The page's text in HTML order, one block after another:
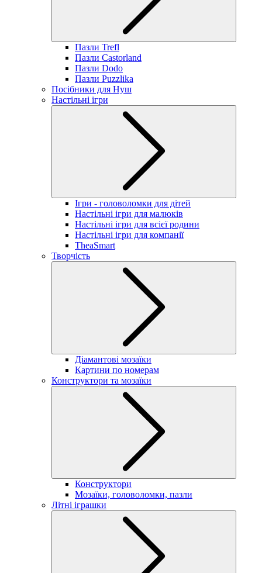
Пазли Trefl
Пазли Castorland
Пазли Dodo
Пазли Puzzlika
Посібники для Нуш
Настільні ігри
Ігри - головоломки для дітей
Настільні ігри для малюків
Настільні ігри для всієї родини
Настільні ігри для компанії
TheaSmart
Творчість
Діамантові мозаїки
Картини по номерам
Конструктори та мозаїки
Конструктори
Мозаїки, головоломки, пазли
Літні іграшки